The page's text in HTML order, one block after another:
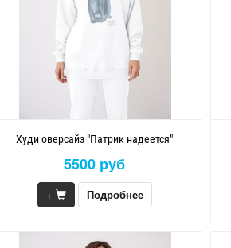
Худи оверсайз "Патрик надеется"
5500 руб
+ Подробнее